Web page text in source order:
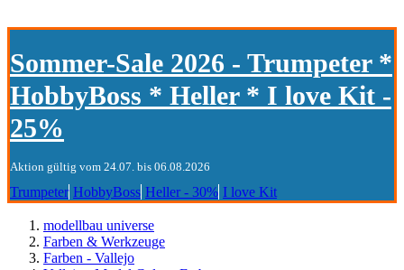
Sommer-Sale 2026 - Trumpeter *
HobbyBoss * Heller * I love Kit -
25%
Aktion gültig vom 24.07. bis 06.08.2026
Trumpeter HobbyBoss Heller - 30% I love Kit
modellbau universe
Farben & Werkzeuge
Farben - Vallejo